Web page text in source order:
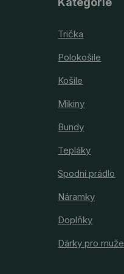
Trička
Polokošile
Košile
Mikiny
Bundy
Tepláky
Spodní prádlo
Náramky
Doplňky
Dárky pro muže